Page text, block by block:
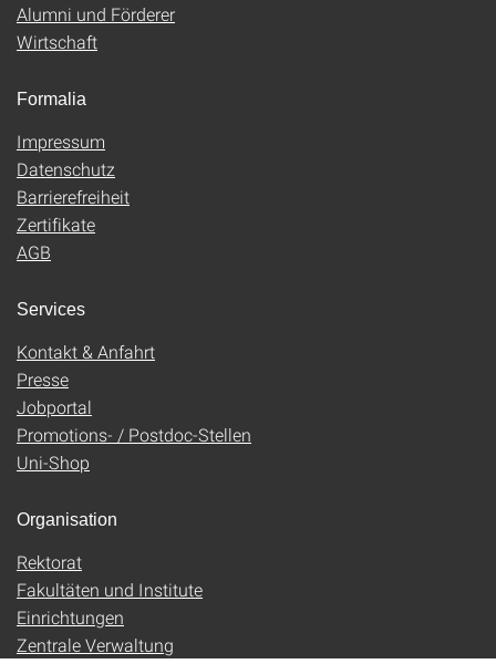
Alumni und Förderer
Wirtschaft
Formalia
Impressum
Datenschutz
Barrierefreiheit
Zertifikate
AGB
Services
Kontakt & Anfahrt
Presse
Jobportal
Promotions- / Postdoc-Stellen
Uni-Shop
Organisation
Rektorat
Fakultäten und Institute
Einrichtungen
Zentrale Verwaltung